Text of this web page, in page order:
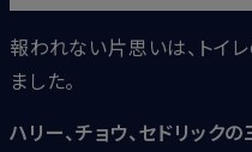
報われない片思いは、トイ
ました。
ハリー、チョウ、セドリック